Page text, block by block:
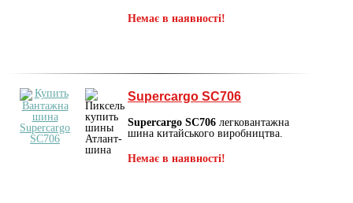
Немає в наявності!
Supercargo SC706
Supercargo SC706 легковантажна
шина китайського виробництва.
Немає в наявності!